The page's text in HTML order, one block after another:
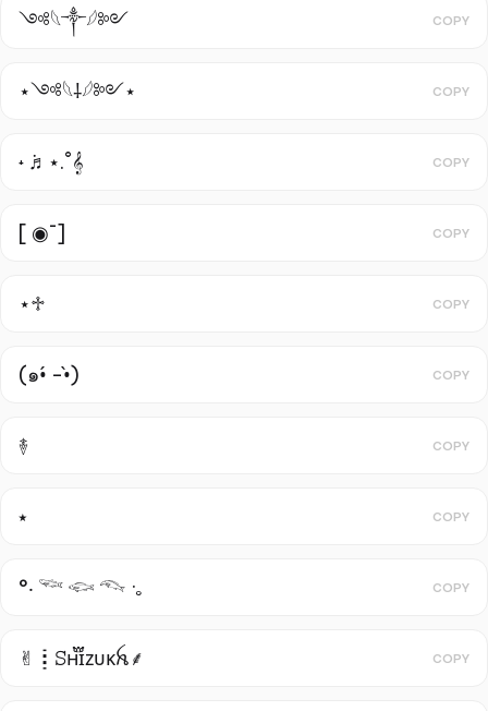
༺𓆩༒︎𓆪༻ COPY
⋆༺𓆩⸸𓆪༻⋆ COPY
˖ ݁♬⋆.˚𝄞 COPY
[ ◉¯] COPY
⋆♱ COPY
(๑•́ -•̀) COPY
࿈ COPY
⭑ COPY
°‧ 𓆝 𓆟 𓆞 ·｡ COPY
✌︎︎┋ꕶʜ֟፝ɪᴢᴜᴋꫝㅤ⸙ COPY